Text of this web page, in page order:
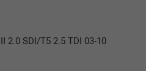
2.0 SDI/T5 2.5 TDI 03-10